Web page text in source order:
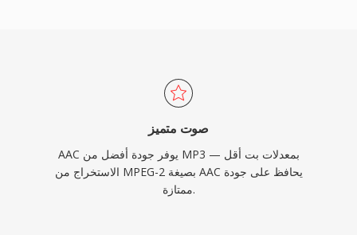
صوت متميز
AAC يوفر جودة أفضل من MP3 بمعدلات بت أقل —
الاستخراج من MPEG-2 بصيغة AAC يحافظ على جودة
ممتازة.